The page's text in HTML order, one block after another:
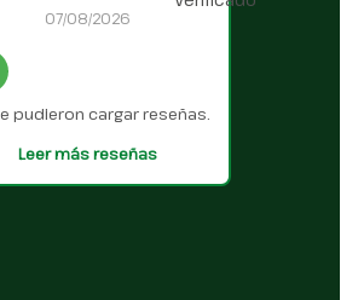
07/08/2026
pudieron cargar reseñas.
Leer más reseñas